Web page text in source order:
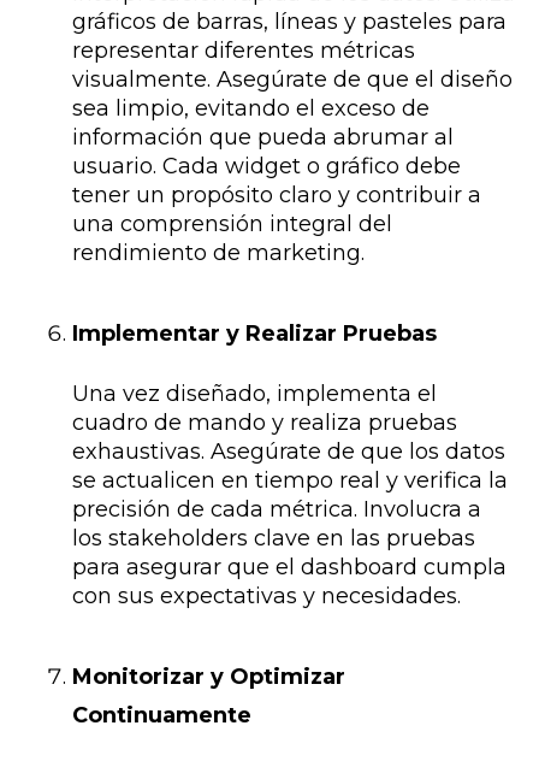
gráficos de barras, líneas y pasteles para
representar diferentes métricas
visualmente. Asegúrate de que el diseño
sea limpio, evitando el exceso de
información que pueda abrumar al
usuario. Cada widget o gráfico debe
tener un propósito claro y contribuir a
una comprensión integral del
rendimiento de marketing.
Implementar y Realizar Pruebas
Una vez diseñado, implementa el
cuadro de mando y realiza pruebas
exhaustivas. Asegúrate de que los datos
se actualicen en tiempo real y verifica la
precisión de cada métrica. Involucra a
los stakeholders clave en las pruebas
para asegurar que el dashboard cumpla
con sus expectativas y necesidades.
Monitorizar y Optimizar
Continuamente